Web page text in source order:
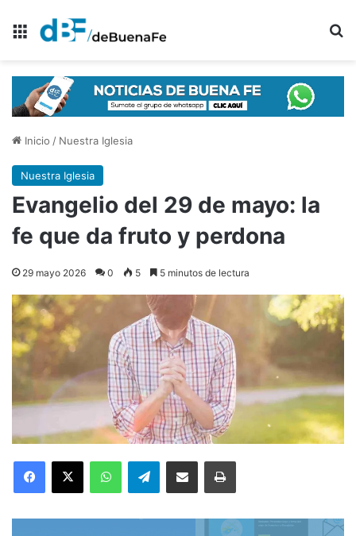
Menú
Inicio / Nuestra Iglesia
Nuestra Iglesia
Evangelio del 29 de mayo: la
fe que da fruto y perdona
29 mayo 2026 0 5 5 minutos de lectura
Telegram